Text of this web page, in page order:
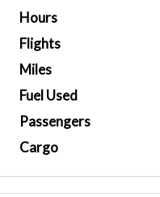
Hours
Flights
Miles
Fuel Used
Passengers
Cargo